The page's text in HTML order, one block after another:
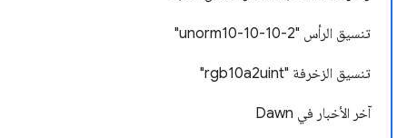
تنسيق الرأس "unorm10-10-10-2"
تنسيق الزخرفة "rgb10a2uint"
آخر الأخبار في Dawn